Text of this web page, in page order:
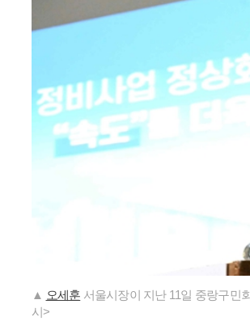
▲ 오세훈 서울시장이 지난 11일 중랑구민
시>